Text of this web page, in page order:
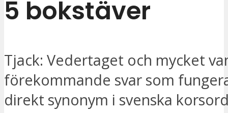
5 bokstäver
Tjack: Vedertaget och mycket
förekommande svar som
direkt synonym i svenska